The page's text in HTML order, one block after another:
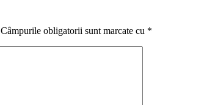
Câmpurile obligatorii sunt marcate cu *